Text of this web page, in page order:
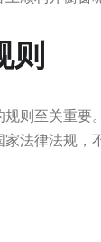
则
则至关重要
法律法规，